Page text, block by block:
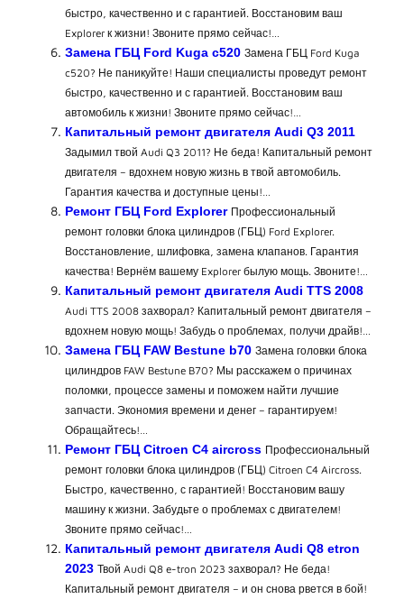
быстро, качественно и с гарантией. Восстановим ваш
Explorer к жизни! Звоните прямо сейчас!…
Замена ГБЦ Ford Kuga c520 Замена ГБЦ Ford Kuga
c520? Не паникуйте! Наши специалисты проведут ремонт
быстро, качественно и с гарантией. Восстановим ваш
автомобиль к жизни! Звоните прямо сейчас!…
Капитальный ремонт двигателя Audi Q3 2011
Задымил твой Audi Q3 2011? Не беда! Капитальный ремонт
двигателя – вдохнем новую жизнь в твой автомобиль.
Гарантия качества и доступные цены!…
Ремонт ГБЦ Ford Explorer Профессиональный
ремонт головки блока цилиндров (ГБЦ) Ford Explorer.
Восстановление, шлифовка, замена клапанов. Гарантия
качества! Вернём вашему Explorer былую мощь. Звоните!…
Капитальный ремонт двигателя Audi TTS 2008
Audi TTS 2008 захворал? Капитальный ремонт двигателя –
вдохнем новую мощь! Забудь о проблемах, получи драйв!…
Замена ГБЦ FAW Bestune b70 Замена головки блока
цилиндров FAW Bestune B70? Мы расскажем о причинах
поломки, процессе замены и поможем найти лучшие
запчасти. Экономия времени и денег – гарантируем!
Обращайтесь!…
Ремонт ГБЦ Citroen C4 aircross Профессиональный
ремонт головки блока цилиндров (ГБЦ) Citroen C4 Aircross.
Быстро, качественно, с гарантией! Восстановим вашу
машину к жизни. Забудьте о проблемах с двигателем!
Звоните прямо сейчас!…
Капитальный ремонт двигателя Audi Q8 etron
2023 Твой Audi Q8 e-tron 2023 захворал? Не беда!
Капитальный ремонт двигателя – и он снова рвется в бой!